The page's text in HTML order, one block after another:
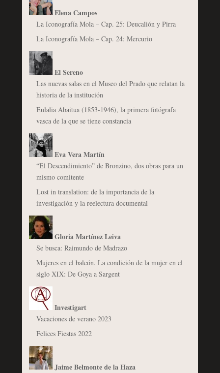
Elena Campos
La Iconografía Mola – Cap. 25: Deucalión y Pirra
La Iconografía Mola – Cap. 24: Mercurio
El Sereno
Las nuevas salas en el Museo del Prado que relatan la
historia de la institución
Eulalia Abaitua (1853-1946), la primera fotógrafa
vasca de la que se tiene constancia
Eva Vera Martín
“El Descendimiento” de Bronzino, dos obras para un
mismo comitente
Lost in translation: de la importancia de la
investigación y la reelectura documental
Gloria Martínez Leiva
Se busca: Raimundo de Madrazo
Mujeres en el balcón. La condición de la mujer en el
siglo XIX: De Goya a Sargent
Investigart
Vacaciones de verano 2023
Felices Fiestas 2022
Jaime Belmonte de la Haza